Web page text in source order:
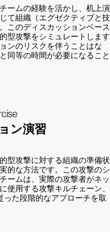
ームの経験を活かし、机上演
て組織（エグゼクティブと技
このディスカッションベース
型攻撃をシミュレートします
ンのリスクを伴うことはな
同等の時間が必要になること
ン演習
型攻撃に対する組織の準備状
的な方法です。この攻撃のシ
ームは、実際の攻撃者がネッ
使用する攻撃キルチェーン、
った段階的なアプローチを取